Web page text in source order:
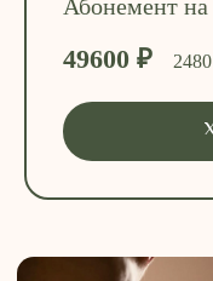
Абонемент
49600 ₽